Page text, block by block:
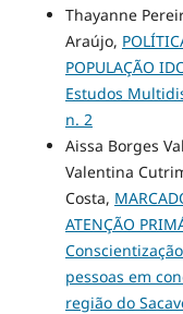
Thayanne
Araújo,
POPULAÇÃO
Estudos
n. 2
Aissa Borges
Valentina
Costa,
ATENÇÃO
pessoas em
região do